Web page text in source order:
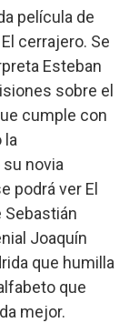
película de
cerrajero. Se
Esteban
sobre el
cumple con
la
novia
podrá ver El
Sebastián
Joaquín
que humilla
que
mejor.